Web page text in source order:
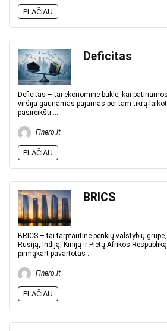
PLAČIAU
Deficitas
Deficitas – tai ekonominė būklė, kai
viršija gaunamas pajamas per tam tikrą
pasireikšti ...
Finero.lt
PLAČIAU
BRICS
BRICS – tai tarptautinė penkių valstybių
Rusiją, Indiją, Kiniją ir Pietų Afrikos
pirmąkart pavartotas ...
Finero.lt
PLAČIAU